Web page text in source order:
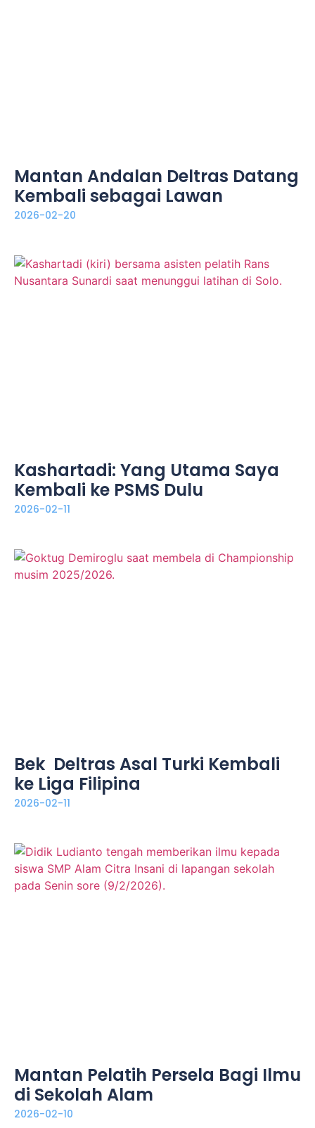
Mantan Andalan Deltras Datang
Kembali sebagai Lawan
2026-02-20
Kashartadi: Yang Utama Saya
Kembali ke PSMS Dulu
2026-02-11
Bek Deltras Asal Turki Kembali
ke Liga Filipina
2026-02-11
Mantan Pelatih Persela Bagi Ilmu
di Sekolah Alam
2026-02-10